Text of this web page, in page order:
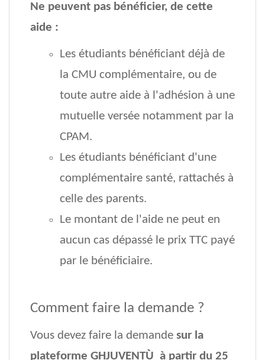
Ne peuvent pas bénéficier, de cette
aide :
Les étudiants bénéficiant déjà de
la CMU complémentaire, ou de
toute autre aide à l'adhésion à une
mutuelle versée notamment par la
CPAM.
Les étudiants bénéficiant d'une
complémentaire santé, rattachés à
celle des parents.
Le montant de l'aide ne peut en
aucun cas dépassé le prix TTC payé
par le bénéficiaire.
Comment faire la demande ?
Vous devez faire la demande sur la
plateforme GHJUVENTÙ à partir du 25